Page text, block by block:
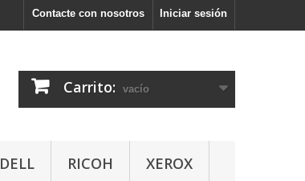
Iniciar sesión
Contacte con nosotros
Carrito: vacío
DELL RICOH XEROX